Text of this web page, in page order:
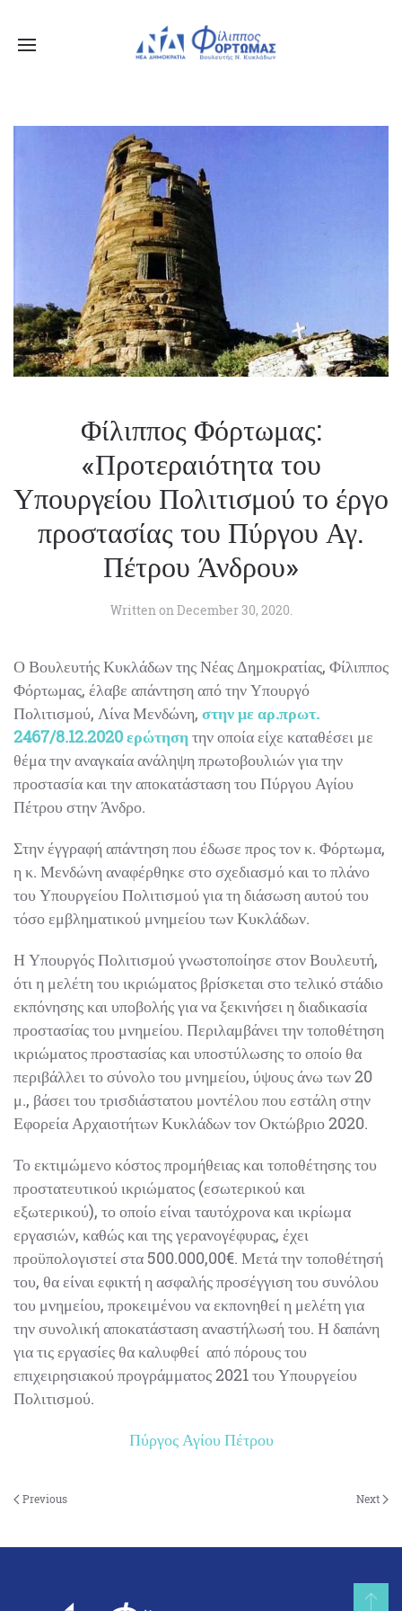
Φίλιππος Φόρτωμας:
«Προτεραιότητα του
Υπουργείου Πολιτισμού το έργο
προστασίας του Πύργου Αγ.
Πέτρου Άνδρου»
Written on December 30, 2020
Ο Βουλευτής Κυκλάδων της Νέας Δημοκρατίας, Φίλιππος
Φόρτωμας, έλαβε απάντηση από την Υπουργό
Πολιτισμού, Λίνα Μενδώνη, στην με αρ.πρωτ.
2467/8.12.2020 ερώτηση την οποία είχε καταθέσει με
θέμα την αναγκαία ανάληψη πρωτοβουλιών για την
προστασία και την αποκατάσταση του Πύργου Αγίου
Πέτρου στην Άνδρο.
Στην έγγραφή απάντηση που έδωσε προς τον κ. Φόρτωμα,
η κ. Μενδώνη αναφέρθηκε στο σχεδιασμό και το πλάνο
του Υπουργείου Πολιτισμού για τη διάσωση αυτού του
τόσο εμβληματικού μνημείου των Κυκλάδων.
Η Υπουργός Πολιτισμού γνωστοποίησε στον Βουλευτή,
ότι η μελέτη του ικριώματος βρίσκεται στο τελικό στάδιο
εκπόνησης και υποβολής για να ξεκινήσει η διαδικασία
προστασίας του μνημείου. Περιλαμβάνει την τοποθέτηση
ικριώματος προστασίας και υποστύλωσης το οποίο θα
περιβάλλει το σύνολο του μνημείου, ύψους άνω των 20
μ., βάσει του τρισδιάστατου μοντέλου που εστάλη στην
Εφορεία Αρχαιοτήτων Κυκλάδων τον Οκτώβριο 2020.
Το εκτιμώμενο κόστος προμήθειας και τοποθέτησης του
προστατευτικού ικριώματος (εσωτερικού και
εξωτερικού), το οποίο είναι ταυτόχρονα και ικρίωμα
εργασιών, καθώς και της γερανογέφυρας, έχει
προϋπολογιστεί στα 500.000,00€. Μετά την τοποθέτησή
του, θα είναι εφικτή η ασφαλής προσέγγιση του συνόλου
του μνημείου, προκειμένου να εκπονηθεί η μελέτη για
την συνολική αποκατάσταση αναστήλωσή του. Η δαπάνη
για τις εργασίες θα καλυφθεί από πόρους του
επιχειρησιακού προγράμματος 2021 του Υπουργείου
Πολιτισμού.
Πύργος Αγίου Πέτρου
Previous Next